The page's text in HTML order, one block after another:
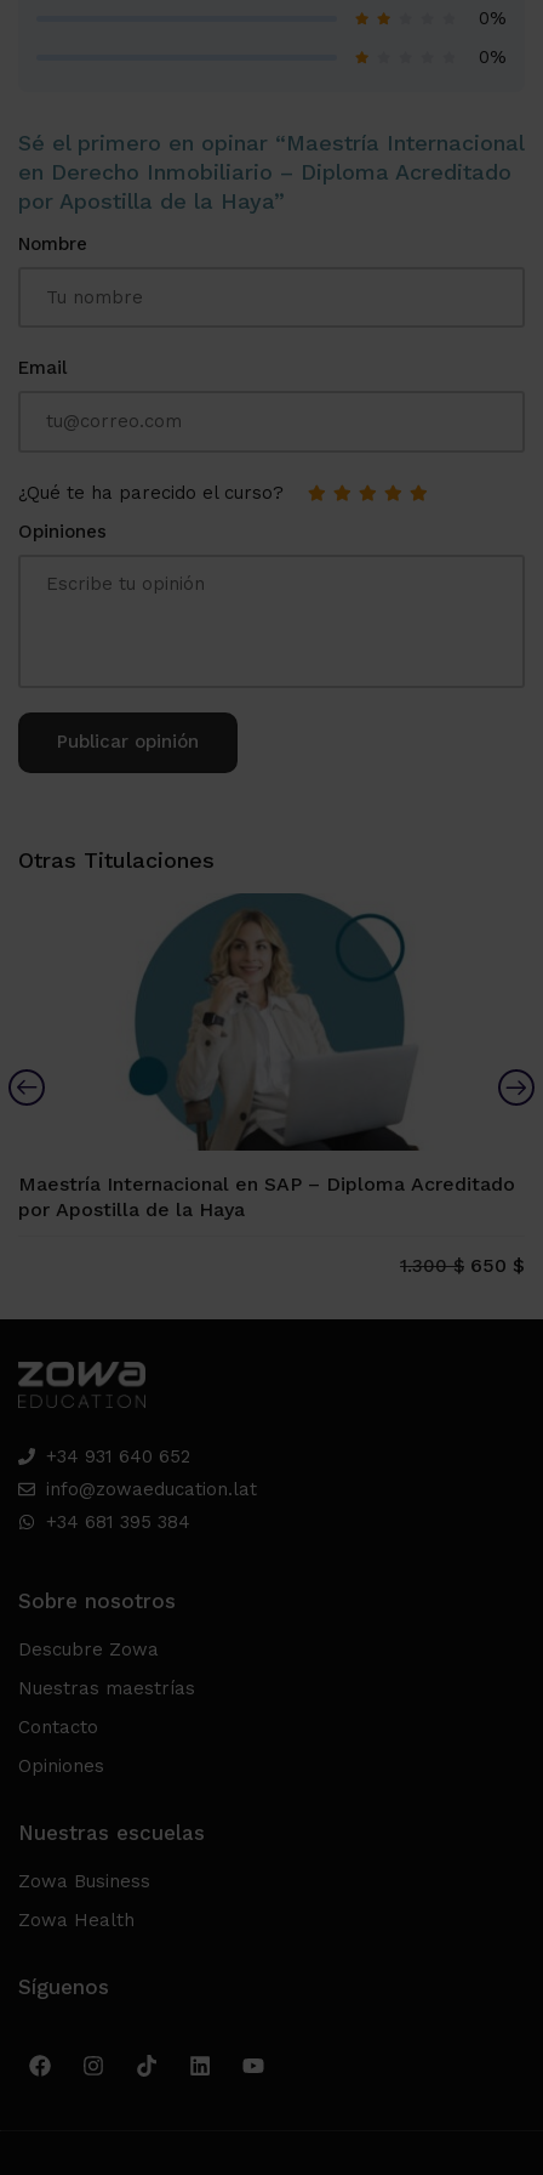
0%
0%
Sé el primero en opinar “Maestría Internacional
en Derecho Inmobiliario – Diploma Acreditado
por Apostilla de la Haya”
Nombre
Email
¿Qué te ha parecido el curso?
Opiniones
Otras Titulaciones
Maestría Internacional en SAP – Diploma Acreditado
por Apostilla de la Haya
1.300 $ 650 $
+34 931 640 652
info@zowaeducation.lat
+34 681 395 384
Sobre nosotros
Descubre Zowa
Nuestras maestrías
Contacto
Opiniones
Nuestras escuelas
Zowa Business
Zowa Health
Síguenos